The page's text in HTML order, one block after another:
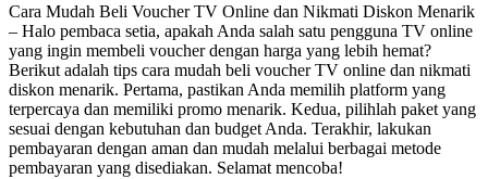
Cara Mudah Beli Voucher TV Online dan Nikmati Diskon Menarik
– Halo pembaca setia, apakah Anda salah satu pengguna TV online
yang ingin membeli voucher dengan harga yang lebih hemat?
Berikut adalah tips cara mudah beli voucher TV online dan nikmati
diskon menarik. Pertama, pastikan Anda memilih platform yang
terpercaya dan memiliki promo menarik. Kedua, pilihlah paket yang
sesuai dengan kebutuhan dan budget Anda. Terakhir, lakukan
pembayaran dengan aman dan mudah melalui berbagai metode
pembayaran yang disediakan. Selamat mencoba!